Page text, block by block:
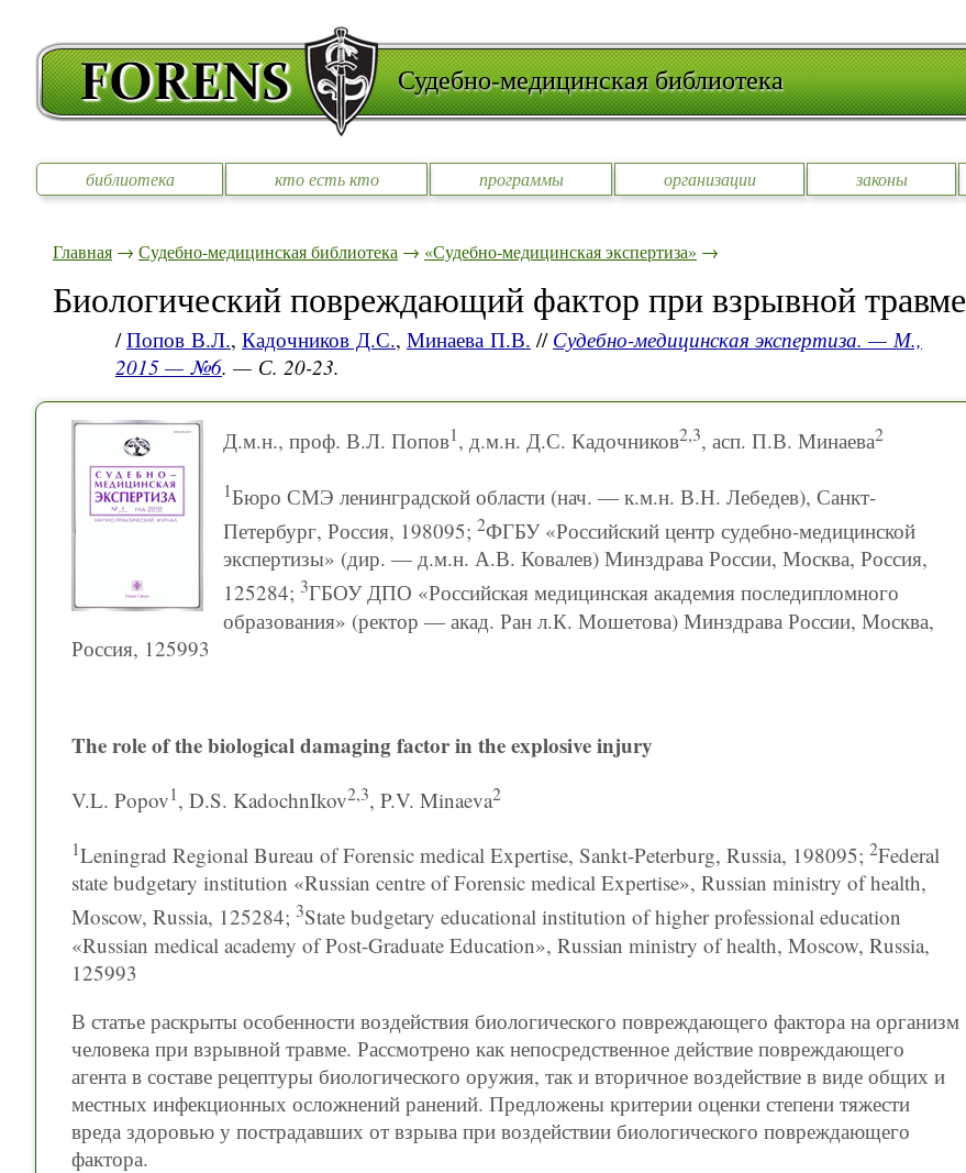
Судебно-медицинская библиотека
библиотека кто есть кто программы организации законы
Главная → Судебно-медицинская библиотека → «Судебно-медицинская экспертиза» →
Биологический повреждающий фактор при взрывной травме
/Попов В.Л., Кадочников Д.С., Минаева П.В. // Судебно-медицинская экспертиза. — М.,
2015 — №6. — С. 20-23.
Д.м.н., проф. В.Л. Попов1, д.м.н. Д.С. Кадочников2,3, асп. П.В. Минаева2
1Бюро СМЭ ленинградской области (нач. — к.м.н. В.Н. Лебедев), Санкт-
Петербург, Россия, 198095; 2ФГБУ «Российский центр судебно-медицинской
экспертизы» (дир. — д.м.н. А.В. Ковалев) Минздрава России, Москва, Россия,
125284; 3ГБОУ ДПО «Российская медицинская академия последипломного
образования» (ректор — акад. Ран л.К. Мошетова) Минздрава России, Москва,
Россия, 125993
The role of the biological damaging factor in the explosive injury
V.L. Popov1, D.S. KadochnIkov2,3, P.V. Minaeva2
1Leningrad Regional Bureau of Forensic medical Expertise, Sankt-Peterburg, Russia, 198095; 2Federal
state budgetary institution «Russian centre of Forensic medical Expertise», Russian ministry of health,
Moscow, Russia, 125284; 3State budgetary educational institution of higher professional education
«Russian medical academy of Post-Graduate Education», Russian ministry of health, Moscow, Russia,
125993
В статье раскрыты особенности воздействия биологического повреждающего фактора на организм
человека при взрывной травме. Рассмотрено как непосредственное действие повреждающего
агента в составе рецептуры биологического оружия, так и вторичное воздействие в виде общих и
местных инфекционных осложнений ранений. Предложены критерии оценки степени тяжести
вреда здоровью у пострадавших от взрыва при воздействии биологического повреждающего
фактора.